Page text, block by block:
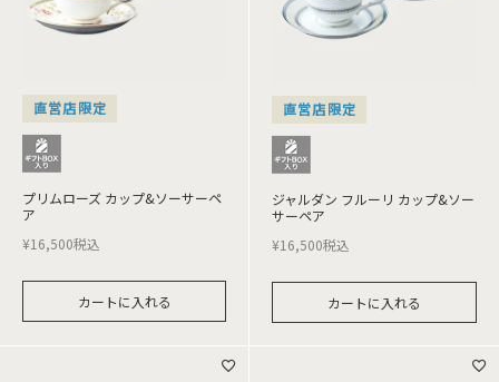
直営店限定
プリムローズ カップ&ソーサーペ
ア
¥16,500税込
カートに入れる
直営店限定
ジャルダン フルーリ カップ&ソー
サーペア
¥16,500税込
カートに入れる